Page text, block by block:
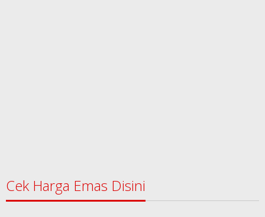
Cek Harga Emas Disini